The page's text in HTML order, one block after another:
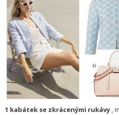
1 kabátek se zkrácenými rukávy ,